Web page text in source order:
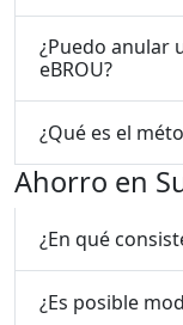
¿Puedo anular
eBROU?
¿Qué es el
Ahorro en
¿En qué
¿Es posible